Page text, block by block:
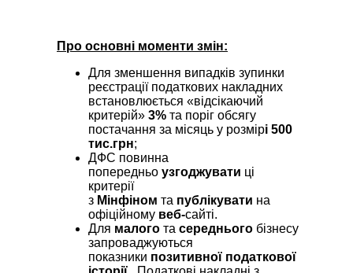
Про основні моменти змін:
Для зменшення випадків зупинки
реєстрації податкових накладних
встановлюється «відсікаючий
критерій» 3% та поріг обсягу
постачання за місяць у розмірі 500
тис.грн;
ДФС повинна
попередньо узгоджувати ці
критерії
з Мінфіном та публікувати на
офіційному веб-сайті.
Для малого та середнього бізнесу
запроваджуються
показники позитивної податкової